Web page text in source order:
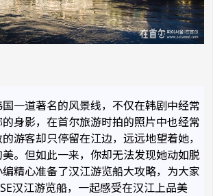
一道著名的风景线，不仅在韩剧中经常
身影，在首尔旅游时拍的照片中也经常
游客却只停留在江边，远远地望着她，
。但如此一来，你却无法发现她动如脱
精心准备了汉江游览船大攻略，为大家
汉江游览船，一起感受在汉江上品美